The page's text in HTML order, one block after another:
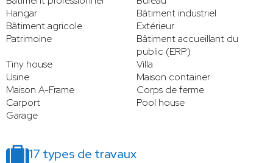
Hangar
Bâtiment industriel
Bâtiment agricole
Extérieur
Patrimoine
Bâtiment accueillant du
public (ERP)
Tiny house
Villa
Usine
Maison container
Maison A-Frame
Corps de ferme
Carport
Pool house
Garage
17 types de travaux